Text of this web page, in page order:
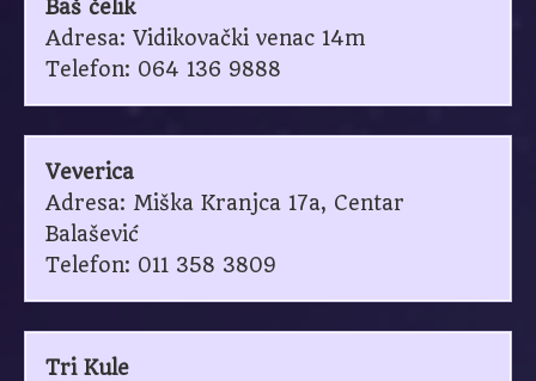
Baš čelik
Adresa: Vidikovački venac 14m
Telefon: 064 136 9888
Veverica
Adresa: Miška Kranjca 17a, Centar
Balašević
Telefon: 011 358 3809
Tri Kule